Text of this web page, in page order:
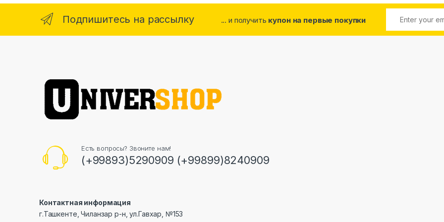
Подпишитесь на рассылку ... и получить купон на первые покупки
Есть вопросы? Звоните нам!
(+99893)5290909 (+99899)8240909
Контактная информация
г.Ташкенте, Чиланзар р-н, ул.Гавхар, №153